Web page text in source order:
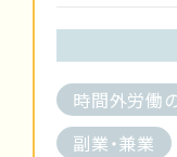
時間外労働
副業・兼業